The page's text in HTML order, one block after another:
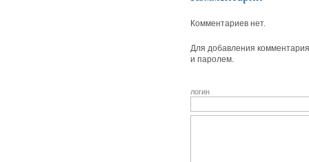
Комментариев нет.
Для добавления
и паролем.
логин